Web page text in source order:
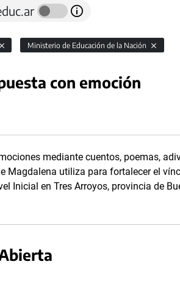
Ministerio de Educación de la Nación
con emoción
mediante cuentos, poemas,
Magdalena utiliza para fortalecer el
Inicial en Tres Arroyos, provincia de